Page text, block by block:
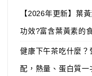
【2026年更新】葉
功效?富含葉黃素的
健康下午茶吃什麼
配，熱量、蛋白質一